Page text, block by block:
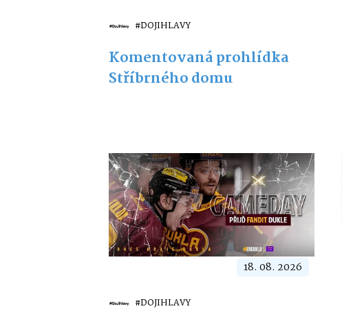
#DOJIHLAVY
Komentovaná prohlídka
Stříbrného domu
18. 08. 2026
#DOJIHLAVY